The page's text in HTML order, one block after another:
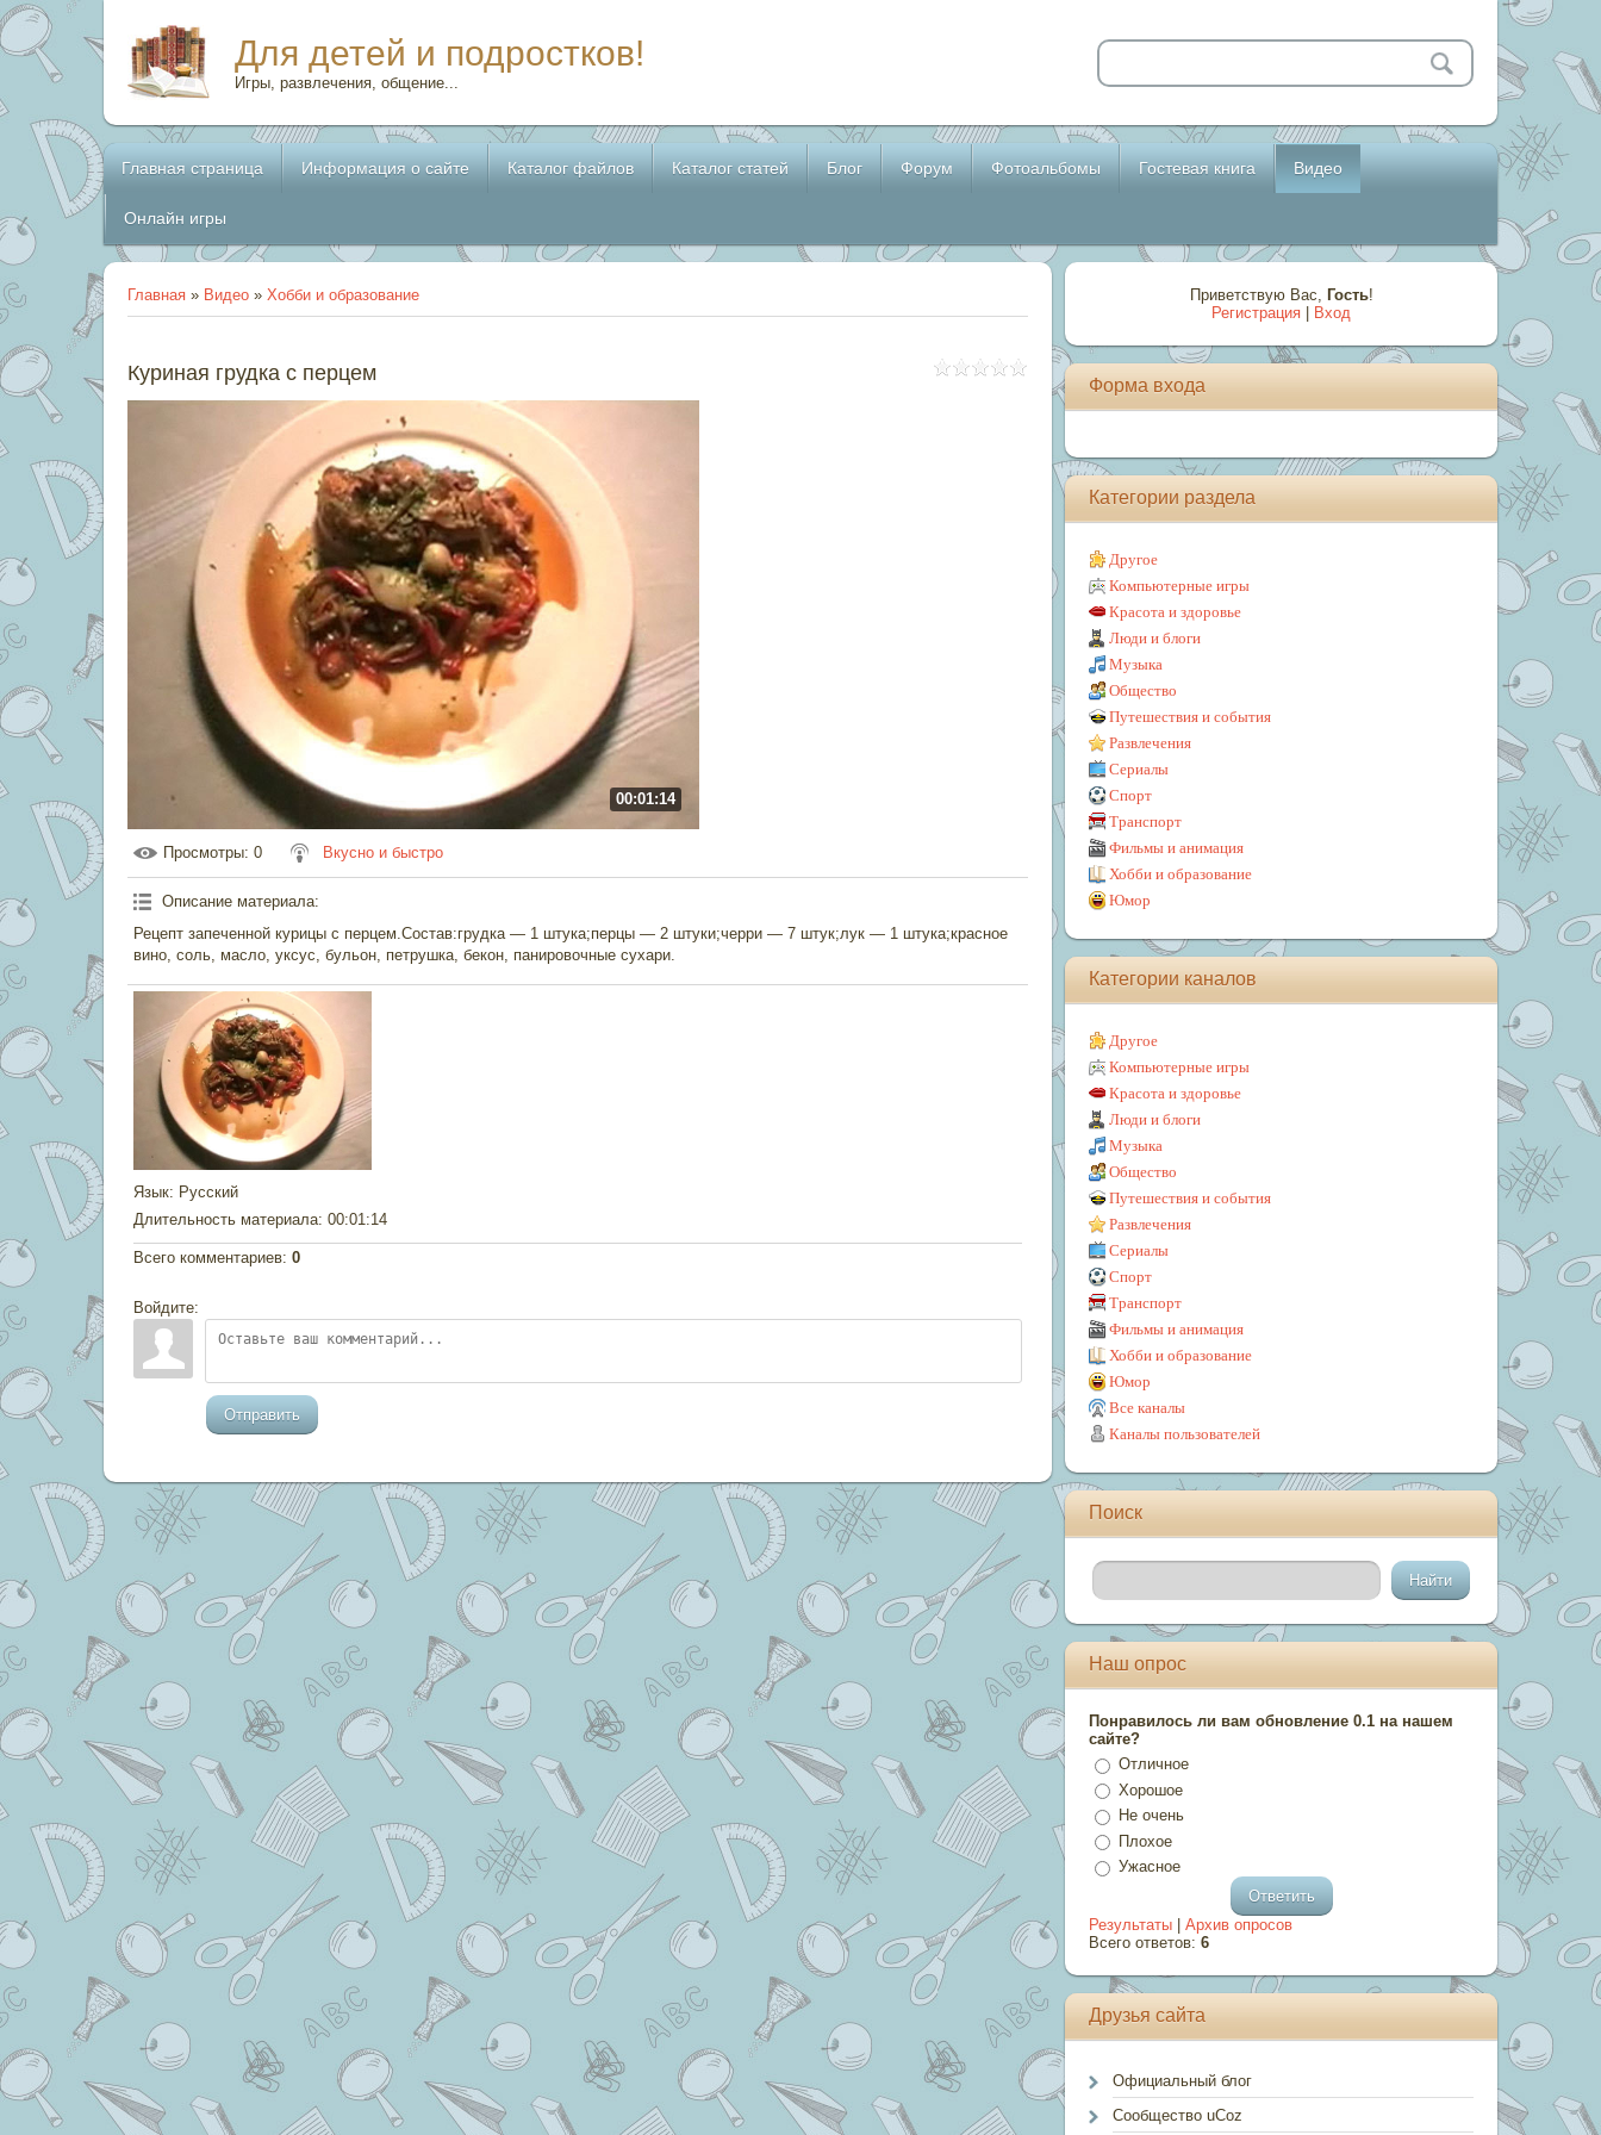
Для детей и подростков!
Игры, развлечения, общение...
Главная страница Информация о сайте Каталог файлов Каталог статей Блог Форум Фотоальбомы Гостевая книга Видео
Онлайн игры
Главная » Видео » Хобби и образование
Куриная грудка с перцем
00:01:14
Просмотры: 0 Вкусно и быстро
Описание материала:
Рецепт запеченной курицы с перцем.Состав:грудка — 1 штука;перцы — 2 штуки;черри — 7 штук;лук — 1 штука;красное
вино, соль, масло, уксус, бульон, петрушка, бекон, панировочные сухари.
Язык: Русский
Длительность материала: 00:01:14
Всего комментариев: 0
Войдите:
Отправить
Приветствую Вас, Гость!
Регистрация
Вход
Форма входа
Категории раздела
Другое
Компьютерные игры
Красота и здоровье
Люди и блоги
Музыка
Общество
Путешествия и события
Развлечения
Сериалы
Спорт
Транспорт
Фильмы и анимация
Хобби и образование
Юмор
Категории каналов
Другое
Компьютерные игры
Красота и здоровье
Люди и блоги
Музыка
Общество
Путешествия и события
Развлечения
Сериалы
Спорт
Транспорт
Фильмы и анимация
Хобби и образование
Юмор
Все каналы
Каналы пользователей
Поиск
Наш опрос
Понравилось ли вам обновление 0.1 на нашем
сайте?
Отличное
Хорошое
Не очень
Плохое
Ужасное
Результаты |Архив опросов
Всего ответов:6
Друзья сайта
Официальный блог
Сообщество uCoz